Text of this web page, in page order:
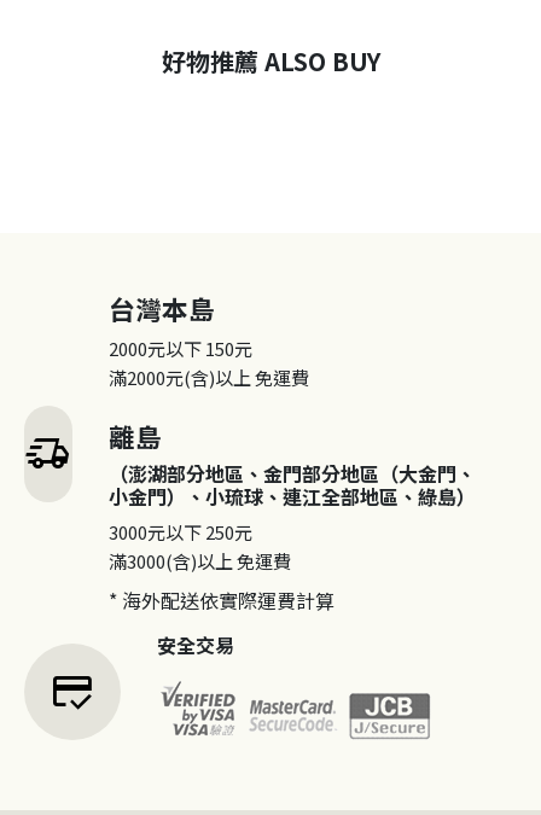
好物推薦 ALSO BUY
delivery_truck_speed
台灣本島
2000元以下150元
滿2000元(含)以上免運費
離島
（澎湖部分地區、金門部分地區（大金門、
小金門）、小琉球、連江全部地區、綠島）
3000元以下250元
滿3000(含)以上免運費
* 海外配送依實際運費計算
credit_score
安全交易